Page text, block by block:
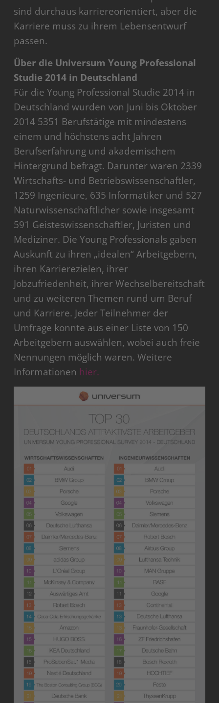
sind durchaus karriereorientiert, aber die
Karriere muss zu ihrem Lebensentwurf
passen.
Über die Universum Young Professional
Studie 2014 in Deutschland
Für die Young Professional Studie 2014 in
Deutschland wurden von Juni bis Oktober
2014 5351 Berufstätige mit mindestens
einem und höchstens acht Jahren
Berufserfahrung und akademischem
Hintergrund befragt. Darunter waren 2339
Wirtschafts- und Betriebswissenschaftler,
1259 Ingenieure, 635 Informatiker und 527
Naturwissenschaftlicher sowie insgesamt
591 Geisteswissenschaftler, Juristen und
Mediziner. Die Young Professionals gaben
Auskunft zu ihren „idealen“ Arbeitgebern,
ihren Karrierezielen, ihrer
Jobzufriedenheit, ihrer Wechselbereitschaft
und zu weiteren Themen rund um Beruf
und Karriere. Jeder Teilnehmer der
Umfrage konnte aus einer Liste von 150
Arbeitgebern auswählen, wobei auch freie
Nennungen möglich waren. Weitere
Informationen hier.